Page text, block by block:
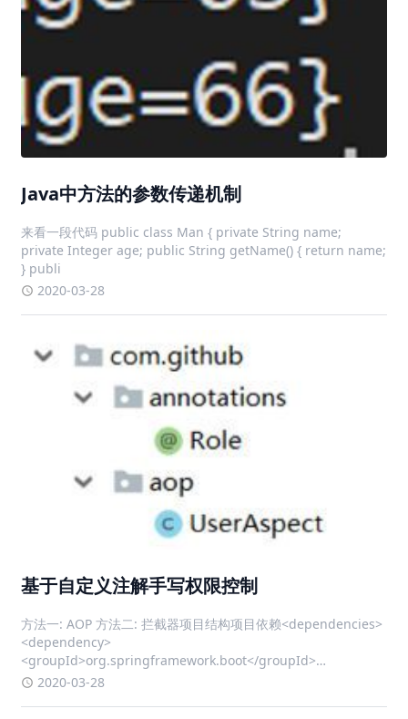
Java中方法的参数传递机制
来看一段代码 public class Man { private String name;
private Integer age; public String getName() { return name;
} publi
2020-03-28
基于自定义注解手写权限控制
方法一: AOP 方法二: 拦截器项目结构项目依赖<dependencies>
<dependency>
<groupId>org.springframework.boot</groupId>
<artifactId>spring-boot-starter-w
2020-03-28